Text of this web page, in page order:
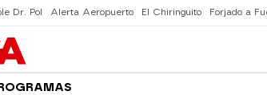
Dr. Pol Alerta Aeropuerto El Chiringuito Forjado a